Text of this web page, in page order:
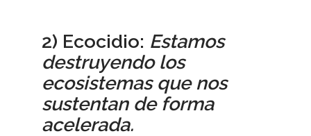
2) Ecocidio: Estamos
destruyendo los
ecosistemas que nos
sustentan de forma
acelerada.